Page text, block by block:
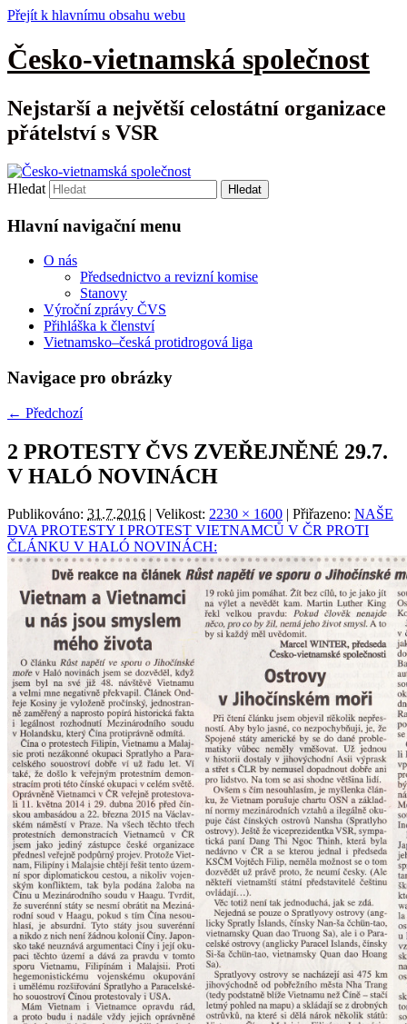
Přejít k hlavnímu obsahu webu
Česko-vietnamská společnost
Nejstarší a největší celostátní organizace
přátelství s VSR
Hledat
Hlavní navigační menu
O nás
Předsednictvo a revizní komise
Stanovy
Výroční zprávy ČVS
Přihláška k členství
Vietnamsko–česká protidrogová liga
Navigace pro obrázky
← Předchozí
2 PROTESTY ČVS ZVEŘEJNĚNÉ 29.7.
V HALÓ NOVINÁCH
Publikováno: 31.7.2016 | Velikost: 2230 × 1600 | Přiřazeno: NAŠE
DVA PROTESTY I PROTEST VIETNAMCŮ V ČR PROTI
ČLÁNKU V HALÓ NOVINÁCH: